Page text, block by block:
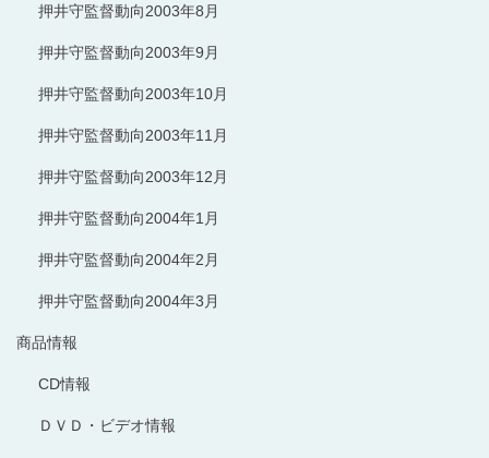
押井守監督動向2003年8月
押井守監督動向2003年9月
押井守監督動向2003年10月
押井守監督動向2003年11月
押井守監督動向2003年12月
押井守監督動向2004年1月
押井守監督動向2004年2月
押井守監督動向2004年3月
商品情報
CD情報
ＤＶＤ・ビデオ情報